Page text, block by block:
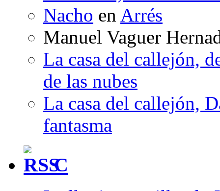
Nacho en Arrés
Manuel Vaguer
La casa del callejón,
de las nubes
La casa del callejón,
fantasma
C